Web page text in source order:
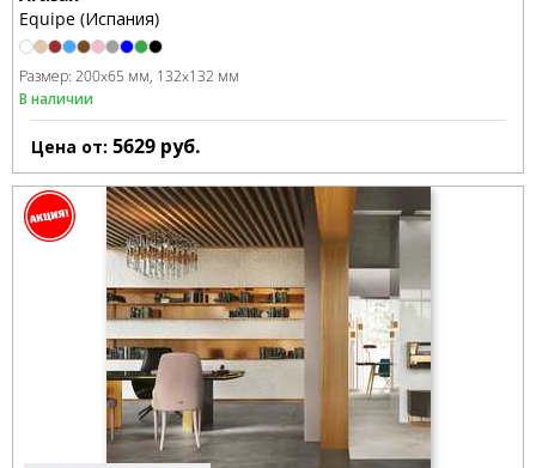
Equipe (Испания)
Размер: 200x65 мм 132x132 мм
В наличии
Цена от: 5629 руб.